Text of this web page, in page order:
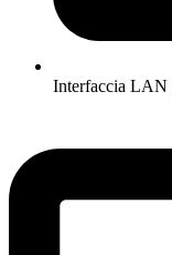
Interfaccia LAN